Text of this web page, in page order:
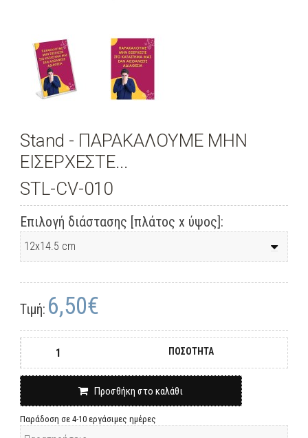
Stand - ΠΑΡΑΚΑΛΟΥΜΕ ΜΗΝ
ΕΙΣΕΡΧΕΣΤΕ...
STL-CV-010
Επιλογή διάστασης [πλάτος x ύψος]:
Τιμή: 6,50€
ΠΟΣΟΤΗΤΑ
Προσθήκη στο καλάθι
Παράδοση σε 4-10 εργάσιμες ημέρες